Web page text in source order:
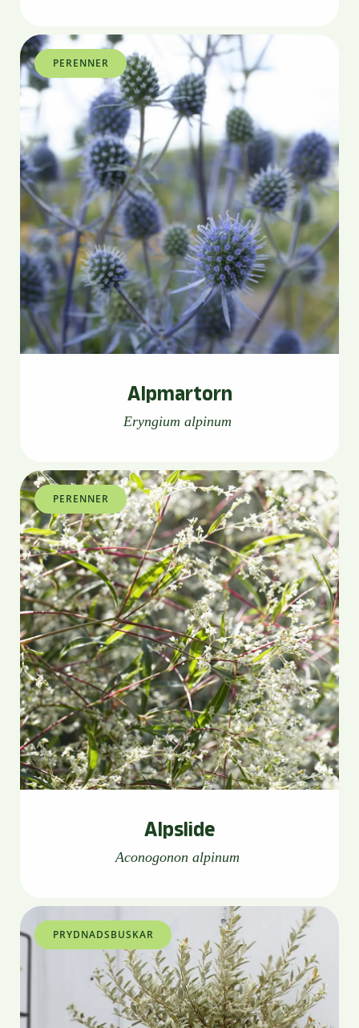
Alpmartorn
Eryngium alpinum
PERENNER
Alpslide
Aconogonon alpinum
PERENNER
PRYDNADSBUSKAR